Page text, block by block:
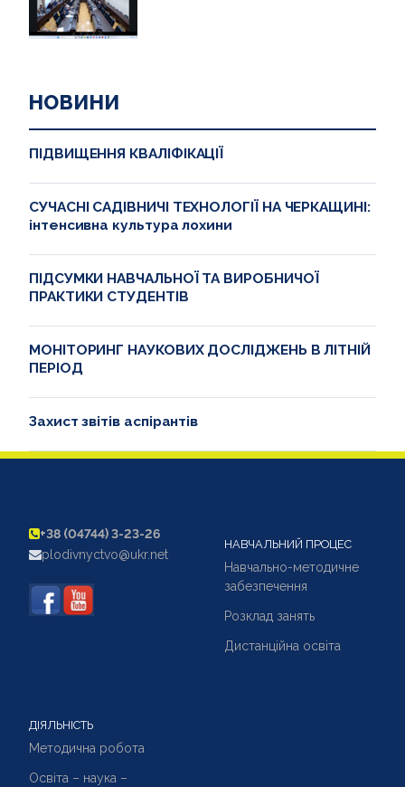
НОВИНИ
ПІДВИЩЕННЯ КВАЛІФІКАЦІЇ
СУЧАСНІ САДІВНИЧІ ТЕХНОЛОГІЇ НА ЧЕРКАЩИНІ:
інтенсивна культура лохини
ПІДСУМКИ НАВЧАЛЬНОЇ ТА ВИРОБНИЧОЇ
ПРАКТИКИ СТУДЕНТІВ
МОНІТОРИНГ НАУКОВИХ ДОСЛІДЖЕНЬ В ЛІТНІЙ
ПЕРІОД
Захист звітів аспірантів
+38 (04744) 3-23-26
plodivnyctvo@ukr.net
НАВЧАЛЬНИЙ ПРОЦЕС
Навчально-методичне
забезпечення
Розклад занять
Дистанційна освіта
ДІЯЛЬНІСТЬ
Методична робота
Освіта – наука –